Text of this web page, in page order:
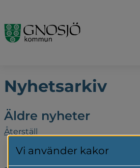
Nyhetsarkiv
Äldre nyheter
Återställ
Vi använder kakor